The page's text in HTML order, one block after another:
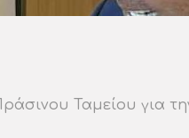
Ταμείου για